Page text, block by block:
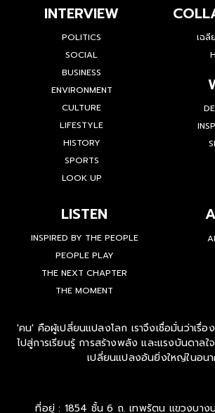
INTERVIEW
POLITICS
SOCIAL
BUSINESS
ENVIRONMENT
CULTURE
LIFESTYLE
HISTORY
SPORTS
LOOK UP
เฉลี
LISTEN
INSPIRED BY THE PEOPLE
PEOPLE PLAY
THE NEXT CHAPTER
THE MOMENT
'คน' คือผู้เปลี่ยนแปลงโลก เราจึงเชื่อมั่นว่าเรื่
ไปสู่การเรียนรู้ การสร้างพลัง และแรงบันดาลใ
เปลี่ยนแปลงอันยิ่งใหญ่ในอน
ที่อยู่ : 1854 ชั้น 6 ถ. เทพรัตน แขวงบางน